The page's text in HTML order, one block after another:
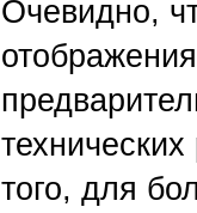
Очевидно,
того, для